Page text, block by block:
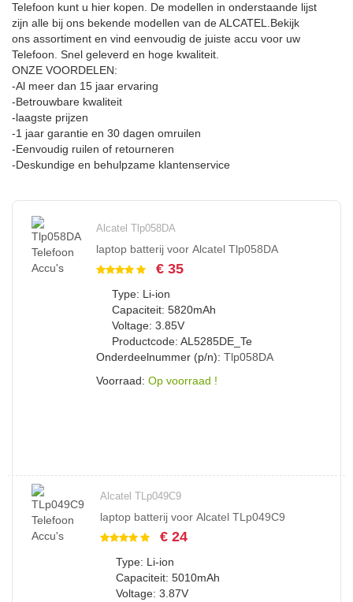
Telefoon kunt u hier kopen. De modellen in onderstaande lijst
zijn alle bij ons bekende modellen van de ALCATEL.Bekijk
ons assortiment en vind eenvoudig de juiste accu voor uw
Telefoon. Snel geleverd en hoge kwaliteit.
ONZE VOORDELEN:
-Al meer dan 15 jaar ervaring
-Betrouwbare kwaliteit
-laagste prijzen
-1 jaar garantie en 30 dagen omruilen
-Eenvoudig ruilen of retourneren
-Deskundige en behulpzame klantenservice
Alcatel Tlp058DA
laptop batterij voor Alcatel Tlp058DA
€ 35
Type: Li-ion
Capaciteit: 5820mAh
Voltage: 3.85V
Productcode: AL5285DE_Te
Onderdeelnummer (p/n): Tlp058DA
Voorraad: Op voorraad !
Alcatel TLp049C9
laptop batterij voor Alcatel TLp049C9
€ 24
Type: Li-ion
Capaciteit: 5010mAh
Voltage: 3.87V